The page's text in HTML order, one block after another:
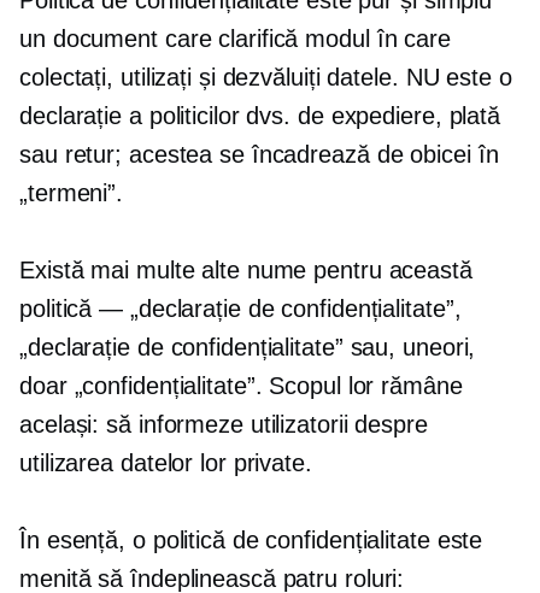
un document care clarifică modul în care
colectați, utilizați și dezvăluiți datele. NU este o
declarație a politicilor dvs. de expediere, plată
sau retur; acestea se încadrează de obicei în
„termeni”.
Există mai multe alte nume pentru această
politică — „declarație de confidențialitate”,
„declarație de confidențialitate” sau, uneori,
doar „confidențialitate”. Scopul lor rămâne
același: să informeze utilizatorii despre
utilizarea datelor lor private.
În esență, o politică de confidențialitate este
menită să îndeplinească patru roluri: